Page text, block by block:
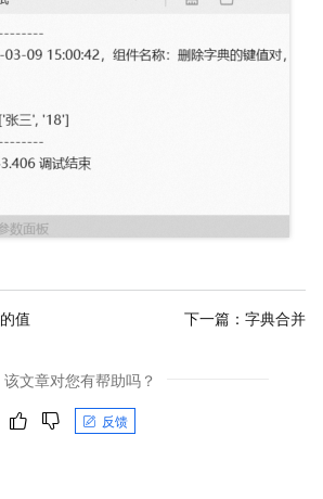
值 下一篇： 字典合并
该文章对您有帮助吗？
反馈